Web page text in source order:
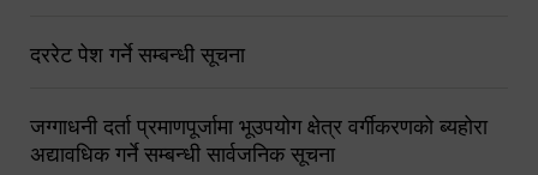
दररेट पेश गर्ने सम्बन्धी सूचना
जग्गाधनी दर्ता प्रमाणपूर्जामा भूउपयोग क्षेत्र वर्गीकरणको ब्यहोरा
अद्यावधिक गर्ने सम्बन्धी सार्वजनिक सूचना